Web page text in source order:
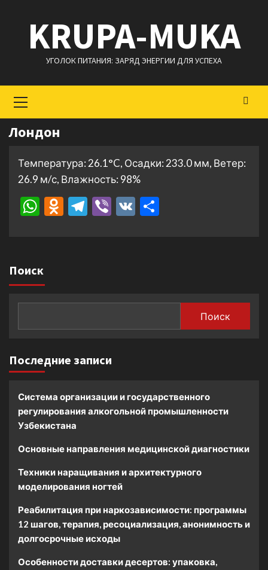
содержимому
KRUPA-MUKA
УГОЛОК ПИТАНИЯ: ЗАРЯД ЭНЕРГИИ ДЛЯ УСПЕХА
меню
Лондон
Температура: 26.1°C, Осадки: 233.0 мм, Ветер:
26.9 м/с, Влажность: 98%
WhatsApp
Odnoklassniki
Telegram
Viber
VK
Поиск
Поиск
Последние записи
Система организации и государственного
регулирования алкогольной промышленности
Узбекистана
Основные направления медицинской диагностики
Техники наращивания и архитектурного
моделирования ногтей
Реабилитация при наркозависимости: программы
12 шагов, терапия, ресоциализация, анонимность и
долгосрочные исходы
Особенности доставки десертов: упаковка,